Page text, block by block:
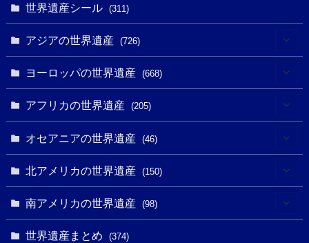
世界遺産シール (311)
アジアの世界遺産 (726)
(6)
(10)
(10)
ヨーロッパの世界遺産 (668)
(4)
(3)
(1)
アフリカの世界遺産 (205)
(8)
(1)
オセアニアの世界遺産 (46)
(25)
北アメリカの世界遺産 (150)
(31)
南アメリカの世界遺産 (98)
世界遺産まとめ (374)